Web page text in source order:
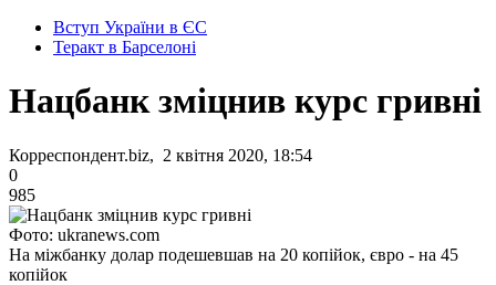
Вступ України в ЄС
Теракт в Барселоні
Нацбанк зміцнив курс гривні
Корреспондент.biz, 2 квітня 2020, 18:54
0
985
Фото: ukranews.com
На міжбанку долар подешевшав на 20 копійок, євро - на 45
копійок